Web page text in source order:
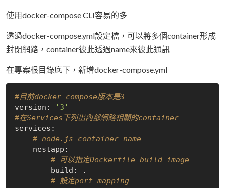
使用docker-compose CLI容易的多
透過docker-compose.yml設定檔，可以將多個container形成
封閉網路，container彼此透過name來彼此通訊
在專案根目錄底下，新增docker-compose.yml
#目前docker-compose版本是3
version:
'3'
#在Services下列出內部網路相關的container
services:
# node.js container name
# 可以指定Dockerfile build image
# 設定port mapping